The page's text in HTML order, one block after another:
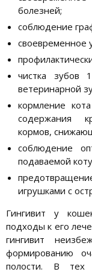
болезней;
соблюдение
своевременное
чистка зубов
ветеринарной
кормление
содержания
кормов,
соблюдение
подаваемой
игрушками с
Гингивит у
подходы к его
гингивит
формированию
полости. В тех